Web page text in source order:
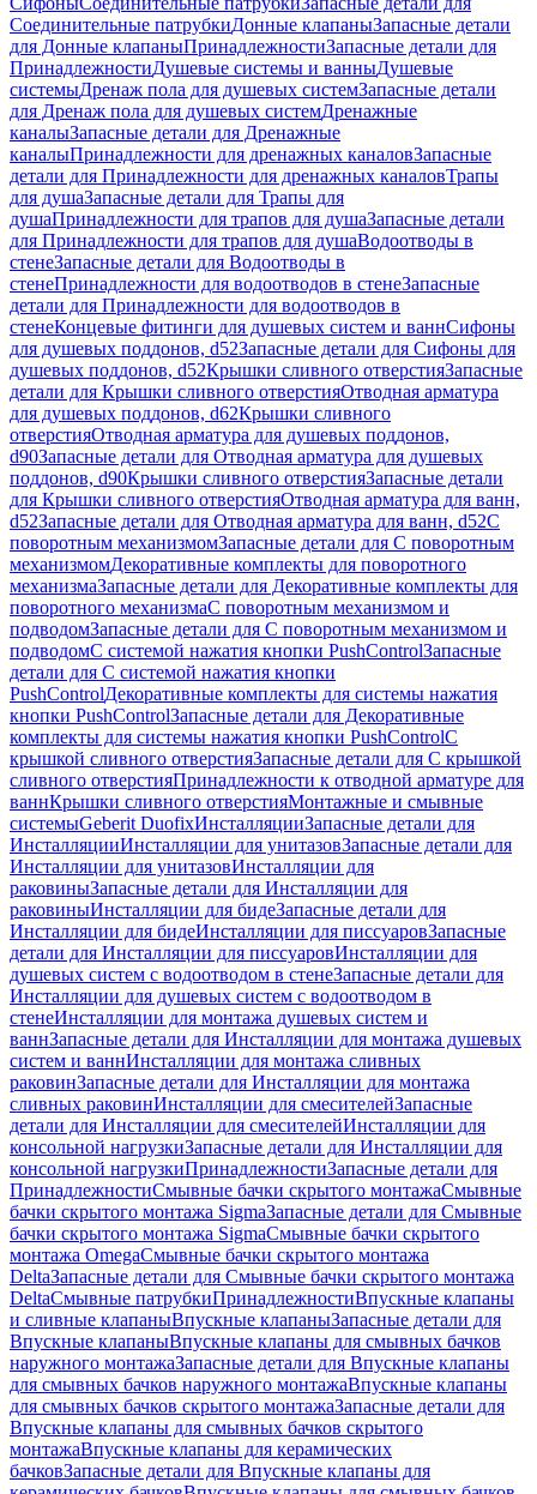
Соединительные патрубкиДонные клапаныЗапасные детали
для Донные клапаныПринадлежностиЗапасные детали для
ПринадлежностиДушевые системы и ванныДушевые
системыДренаж пола для душевых системЗапасные детали
для Дренаж пола для душевых системДренажные
каналыЗапасные детали для Дренажные
каналыПринадлежности для дренажных каналовЗапасные
детали для Принадлежности для дренажных каналовТрапы
для душаЗапасные детали для Трапы для
душаПринадлежности для трапов для душаЗапасные детали
для Принадлежности для трапов для душаВодоотводы в
стенеЗапасные детали для Водоотводы в
стенеПринадлежности для водоотводов в стенеЗапасные
детали для Принадлежности для водоотводов в
стенеКонцевые фитинги для душевых систем и ваннСифоны
для душевых поддонов, d52Запасные детали для Сифоны для
душевых поддонов, d52Крышки сливного отверстияЗапасные
детали для Крышки сливного отверстияОтводная арматура
для душевых поддонов, d62Крышки сливного
отверстияОтводная арматура для душевых поддонов,
d90Запасные детали для Отводная арматура для душевых
поддонов, d90Крышки сливного отверстияЗапасные детали
для Крышки сливного отверстияОтводная арматура для ванн,
d52Запасные детали для Отводная арматура для ванн, d52С
поворотным механизмомЗапасные детали для С поворотным
механизмомДекоративные комплекты для поворотного
механизмаЗапасные детали для Декоративные комплекты для
поворотного механизмаС поворотным механизмом и
подводомЗапасные детали для С поворотным механизмом и
подводомС системой нажатия кнопки PushControlЗапасные
детали для С системой нажатия кнопки
PushControlДекоративные комплекты для системы нажатия
кнопки PushControlЗапасные детали для Декоративные
комплекты для системы нажатия кнопки PushControlС
крышкой сливного отверстияЗапасные детали для С крышкой
сливного отверстияПринадлежности к отводной арматуре для
ваннКрышки сливного отверстияМонтажные и смывные
системыGeberit DuofixИнсталляцииЗапасные детали для
ИнсталляцииИнсталляции для унитазовЗапасные детали для
Инсталляции для унитазовИнсталляции для
раковиныЗапасные детали для Инсталляции для
раковиныИнсталляции для бидеЗапасные детали для
Инсталляции для бидеИнсталляции для писсуаровЗапасные
детали для Инсталляции для писсуаровИнсталляции для
душевых систем с водоотводом в стенеЗапасные детали для
Инсталляции для душевых систем с водоотводом в
стенеИнсталляции для монтажа душевых систем и
ваннЗапасные детали для Инсталляции для монтажа душевых
систем и ваннИнсталляции для монтажа сливных
раковинЗапасные детали для Инсталляции для монтажа
сливных раковинИнсталляции для смесителейЗапасные
детали для Инсталляции для смесителейИнсталляции для
консольной нагрузкиЗапасные детали для Инсталляции для
консольной нагрузкиПринадлежностиЗапасные детали для
ПринадлежностиСмывные бачки скрытого монтажаСмывные
бачки скрытого монтажа SigmaЗапасные детали для Смывные
бачки скрытого монтажа SigmaСмывные бачки скрытого
монтажа OmegaСмывные бачки скрытого монтажа
DeltaЗапасные детали для Смывные бачки скрытого монтажа
DeltaСмывные патрубкиПринадлежностиВпускные клапаны
и сливные клапаныВпускные клапаныЗапасные детали для
Впускные клапаныВпускные клапаны для смывных бачков
наружного монтажаЗапасные детали для Впускные клапаны
для смывных бачков наружного монтажаВпускные клапаны
для смывных бачков скрытого монтажаЗапасные детали для
Впускные клапаны для смывных бачков скрытого
монтажаВпускные клапаны для керамических
бачковЗапасные детали для Впускные клапаны для